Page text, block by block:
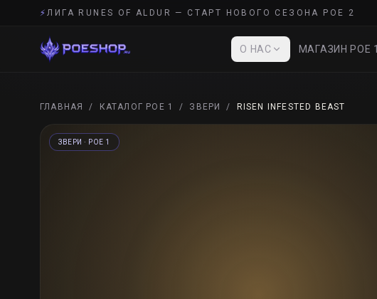
⚡ЛИГА RUNES OF ALDUR — СТАРТ НОВОГО СЕЗОНА POE 2
О НАС МАГАЗИН POE 1
ГЛАВНАЯ / КАТАЛОГ POE 1 / ЗВЕРИ / RISEN INFESTED BEAST
ЗВЕРИ · POE 1